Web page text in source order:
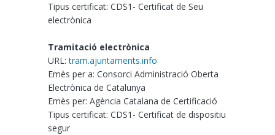
Tipus certificat: CDS1- Certificat de Seu
electrònica
Tramitació electrònica
URL:tram.ajuntaments.info
Emès per a: Consorci Administració Oberta
Electrònica de Catalunya
Emès per: Agència Catalana de Certificació
Tipus certificat: CDS1- Certificat de dispositiu
segur